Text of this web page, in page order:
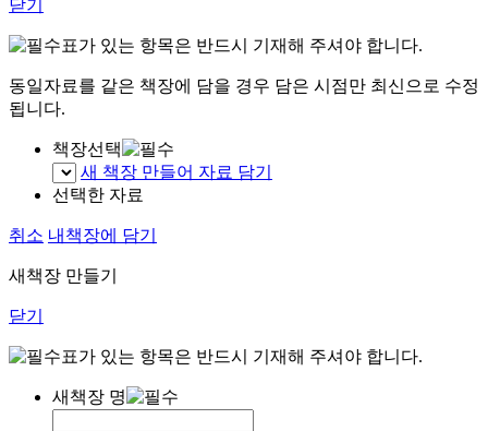
닫기
표가 있는 항목은 반드시 기재해 주셔야 합니다.
동일자료를 같은 책장에 담을 경우 담은 시점만 최신으로 수정
됩니다.
책장선택
새 책장 만들어 자료 담기
선택한 자료
취소 내책장에 담기
새책장 만들기
닫기
표가 있는 항목은 반드시 기재해 주셔야 합니다.
새책장 명